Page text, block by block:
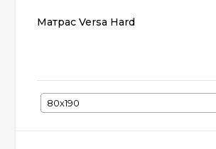
Матрас Versa Hard
80х190